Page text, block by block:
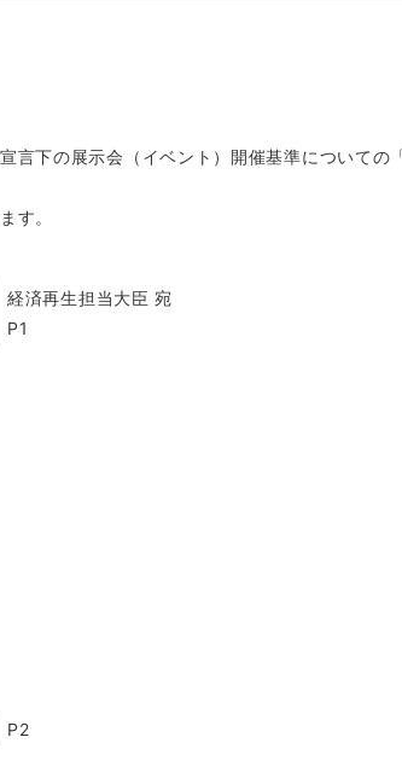
言下の展示会（イベント）開催基準についての
す。
経済再生担当大臣 宛
P1
P2